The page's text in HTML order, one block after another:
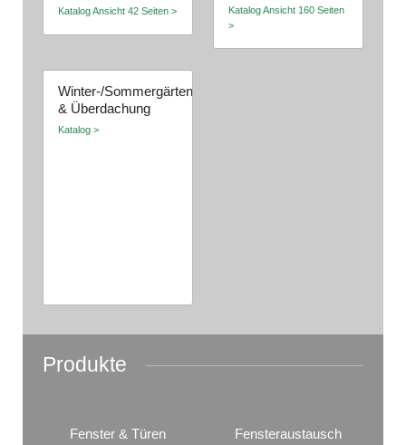
Katalog Ansicht 42 Seiten >
Katalog Ansicht 160 Seiten
>
Winter-/Sommergärten
& Überdachung
Katalog >
Produkte
Fenster & Türen Fensteraustausch